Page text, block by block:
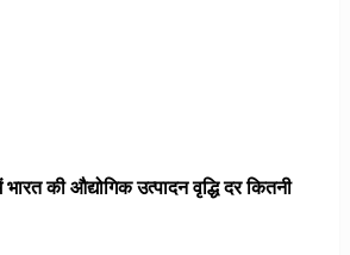
की औद्योगिक उत्पादन वृद्धि दर कितनी